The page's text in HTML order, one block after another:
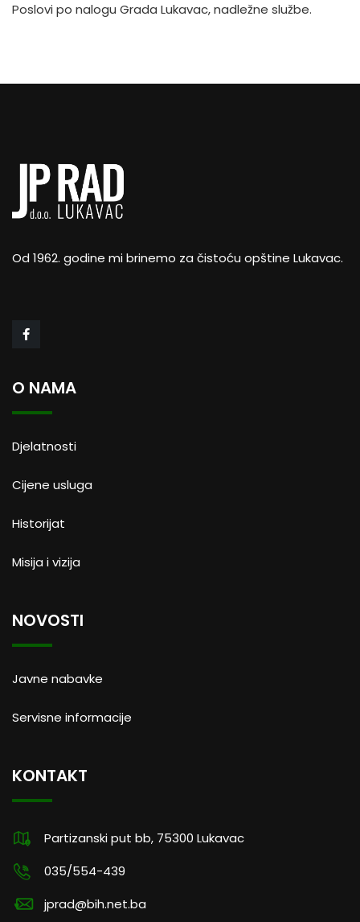
Poslovi po nalogu Grada Lukavac, nadležne službe.
Od 1962. godine mi brinemo za čistoću opštine Lukavac.
O NAMA
Djelatnosti
Cijene usluga
Historijat
Misija i vizija
NOVOSTI
Javne nabavke
Servisne informacije
KONTAKT
Partizanski put bb, 75300 Lukavac
035/554-439
jprad@bih.net.ba